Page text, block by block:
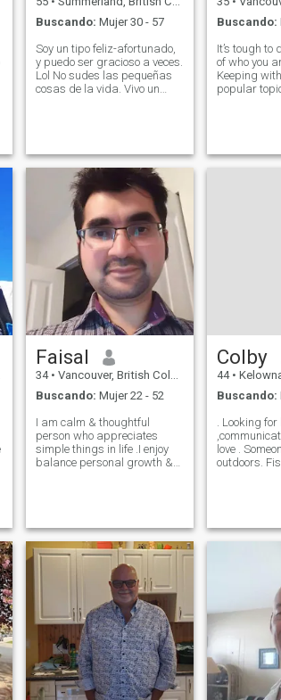
Buscando: Mujer 30 - 57
Soy un tipo feliz-afortunado,
y puedo ser gracioso a veces.
Lol No sudes las pequeñas
cosas de la vida. Vivo un
jubilado. \NAmo el aire libre y
disfrutar de levantamiento
de pesas, ciclismo. Amor
amor música!! Atascado con
amigos ( Roca) de pesca, \Ni
han viajado por todo el
mundo. Sería bueno tener a
alguien que también le gusta
viajar.\Ninguna cosa que sé
es que te daré una vida
increíble. \N if quieres saber
más sobre mí, pregunta. so
ya ves, te pongo un like. Si
estás interesado, diga Hola..
Buscando:
It’s tough
of who you
Keeping
popular
tasting,
Faisal
34 • Vancouver, British Columbia, Canadá
Buscando: Mujer 22 - 52
I am calm & thoughtful
person who appreciates
simple things in life .I enjoy
balance personal growth &
shared values Looking for
compani
Colby
44 • Kelowna,
Buscando:
. Looking
love .
outdoors.
dirty,
to dress